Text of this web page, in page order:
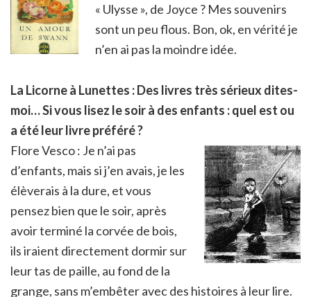
« Ulysse », de Joyce ? Mes souvenirs
sont un peu flous. Bon, ok, en vérité je
n’en ai pas la moindre idée.
La Licorne à Lunettes : Des livres très sérieux dites-
moi… Si vous lisez le soir à des enfants : quel est ou
a été leur livre préféré ?
Flore Vesco : Je n’ai pas
d’enfants, mais si j’en avais, je les
élèverais à la dure, et vous
pensez bien que le soir, après
avoir terminé la corvée de bois,
ils iraient directement dormir sur
leur tas de paille, au fond de la
grange, sans m’embêter avec des histoires à leur lire.